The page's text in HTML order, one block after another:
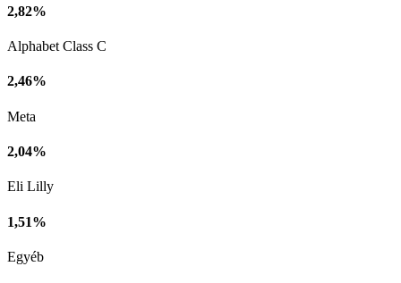
2,82%
Alphabet Class C
2,46%
Meta
2,04%
Eli Lilly
1,51%
Egyéb